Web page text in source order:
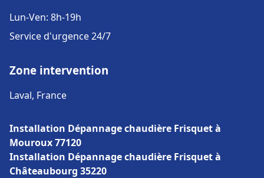
Lun-Ven: 8h-19h
Service d'urgence 24/7
Zone intervention
Laval, France
Installation Dépannage chaudière Frisquet à
Mouroux 77120
Installation Dépannage chaudière Frisquet à
Châteaubourg 35220